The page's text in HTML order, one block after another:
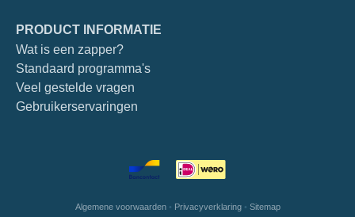
PRODUCT INFORMATIE
Wat is een zapper?
Standaard programma's
Veel gestelde vragen
Gebruikerservaringen
Algemene voorwaarden• Privacyverklaring• Sitemap